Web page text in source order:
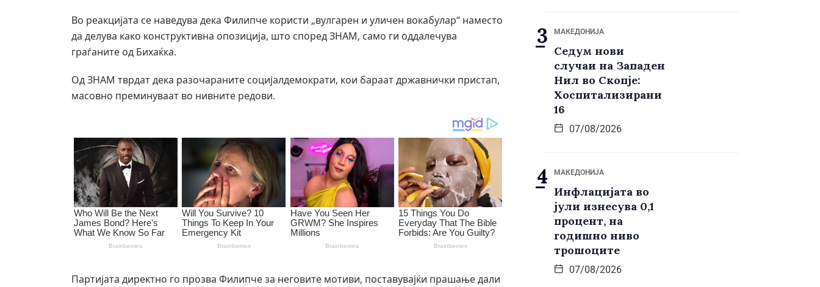
Во реакцијата се наведува дека Филипче користи „вулгарен и уличен вокабулар“ наместо
да делува како конструктивна опозиција, што според ЗНАМ, само ги оддалечува
граѓаните од Бихаќка.
Од ЗНАМ тврдат дека разочараните социјалдемократи, кои бараат државнички пристап,
масовно преминуваат во нивните редови.
Партијата директно го прозва Филипче за неговите мотиви, поставувајќи прашање дали
МАКЕДОНИЈА
Седум нови
случаи на Западен
Нил во Скопје:
Хоспитализирани
16
07/08/2026
МАКЕДОНИЈА
Инфлацијата во
јули изнесува 0,1
процент, на
годишно ниво
трошоците
07/08/2026